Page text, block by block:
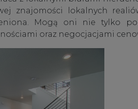
znajomości lokalnych
Mogą oni nie tylko
oraz negocjacjami